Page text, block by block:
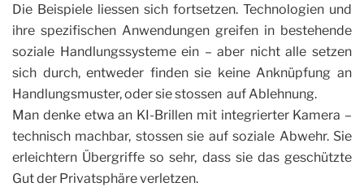
Die Beispiele liessen sich fortsetzen. Technologien und
ihre spezifischen Anwendungen greifen in bestehende
soziale Handlungssysteme ein – aber nicht alle setzen
sich durch, entweder finden sie keine Anknüpfung an
Handlungsmuster, oder sie stossen auf Ablehnung.
Man denke etwa an KI-Brillen mit integrierter Kamera –
technisch machbar, stossen sie auf soziale Abwehr. Sie
erleichtern Übergriffe so sehr, dass sie das geschützte
Gut der Privatsphäre verletzen.